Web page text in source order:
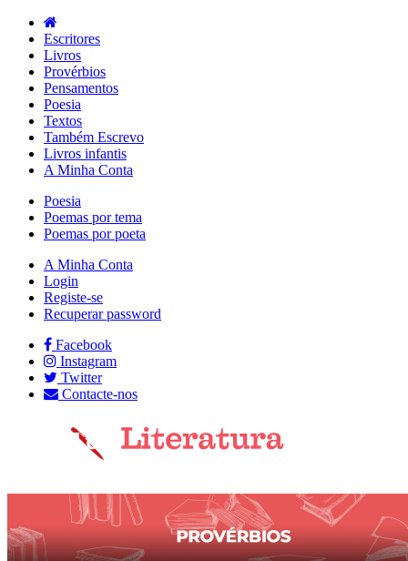
Escritores
Livros
Provérbios
Pensamentos
Poesia
Textos
Também Escrevo
Livros infantis
A Minha Conta
Poesia
Poemas por tema
Poemas por poeta
A Minha Conta
Login
Registe-se
Recuperar password
Facebook
Instagram
Twitter
Contacte-nos